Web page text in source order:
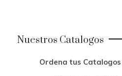
Nuestros Catalogos
Ordena tus